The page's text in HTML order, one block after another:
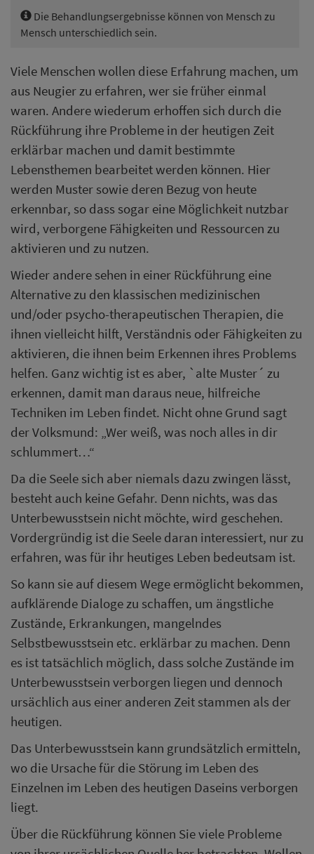
Die Behandlungsergebnisse können von Mensch zu
Mensch unterschiedlich sein.
Viele Menschen wollen diese Erfahrung machen, um
aus Neugier zu erfahren, wer sie früher einmal
waren. Andere wiederum erhoffen sich durch die
Rückführung ihre Probleme in der heutigen Zeit
erklärbar machen und damit bestimmte
Lebensthemen bearbeitet werden können. Hier
werden Muster sowie deren Bezug von heute
erkennbar, so dass sogar eine Möglichkeit nutzbar
wird, verborgene Fähigkeiten und Ressourcen zu
aktivieren und zu nutzen.
Wieder andere sehen in einer Rückführung eine
Alternative zu den klassischen medizinischen
und/oder psycho-therapeutischen Therapien, die
ihnen vielleicht hilft, Verständnis oder Fähigkeiten zu
aktivieren, die ihnen beim Erkennen ihres Problems
helfen. Ganz wichtig ist es aber, `alte Muster´ zu
erkennen, damit man daraus neue, hilfreiche
Techniken im Leben findet. Nicht ohne Grund sagt
der Volksmund: „Wer weiß, was noch alles in dir
schlummert…“
Da die Seele sich aber niemals dazu zwingen lässt,
besteht auch keine Gefahr. Denn nichts, was das
Unterbewusstsein nicht möchte, wird geschehen.
Vordergründig ist die Seele daran interessiert, nur zu
erfahren, was für ihr heutiges Leben bedeutsam ist.
So kann sie auf diesem Wege ermöglicht bekommen,
aufklärende Dialoge zu schaffen, um ängstliche
Zustände, Erkrankungen, mangelndes
Selbstbewusstsein etc. erklärbar zu machen. Denn
es ist tatsächlich möglich, dass solche Zustände im
Unterbewusstsein verborgen liegen und dennoch
ursächlich aus einer anderen Zeit stammen als der
heutigen.
Das Unterbewusstsein kann grundsätzlich ermitteln,
wo die Ursache für die Störung im Leben des
Einzelnen im Leben des heutigen Daseins verborgen
liegt.
Über die Rückführung können Sie viele Probleme